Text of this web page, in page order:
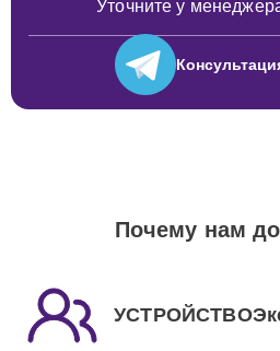
Уточните у
Почему нам